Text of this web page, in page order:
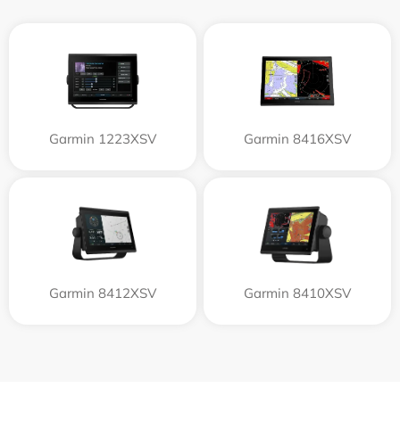
Garmin 1223XSV Garmin 8416XSV
Garmin 8412XSV Garmin 8410XSV